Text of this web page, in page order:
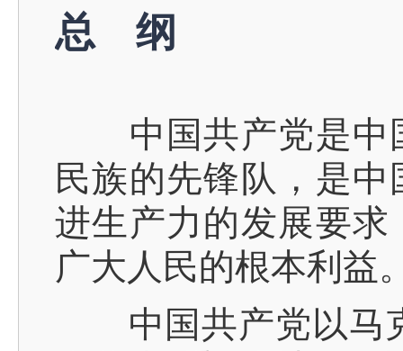
总 纲
中国共产党是中
民族的先锋队，是
进生产力的发展要
广大人民的根本利益
中国共产党以马克